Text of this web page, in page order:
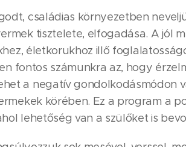
családias környezetben
tisztelete, elfogadása. A jól
életkorukhoz illő
fontos számunkra az, hogy
a negatív gondolkodásmódon
körében. Ez a program a
lehetőség van a szülőket is